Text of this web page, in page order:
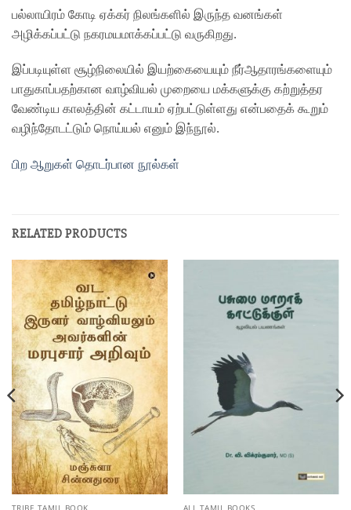
பல்லாயிரம் கோடி ஏக்கர் நிலங்களில் இருந்த வனங்கள்
அழிக்கப்பட்டு நகரமயமாக்கப்பட்டு வருகிறது.
இப்படியுள்ள சூழ்நிலையில் இயற்கையையும் நீர்ஆதாரங்களையும்
பாதுகாப்பதற்கான வாழ்வியல் முறையை மக்களுக்கு கற்றுத்தர
வேண்டிய காலத்தின் கட்டாயம் ஏற்பட்டுள்ளது என்பதைக் கூறும்
வழிந்தோடட்டும் நொய்யல் எனும் இந்நூல்.
பிற ஆறுகள் தொடர்பான நூல்கள்
RELATED PRODUCTS
TRIBE TAMIL BOOK ALL TAMIL BOOKS